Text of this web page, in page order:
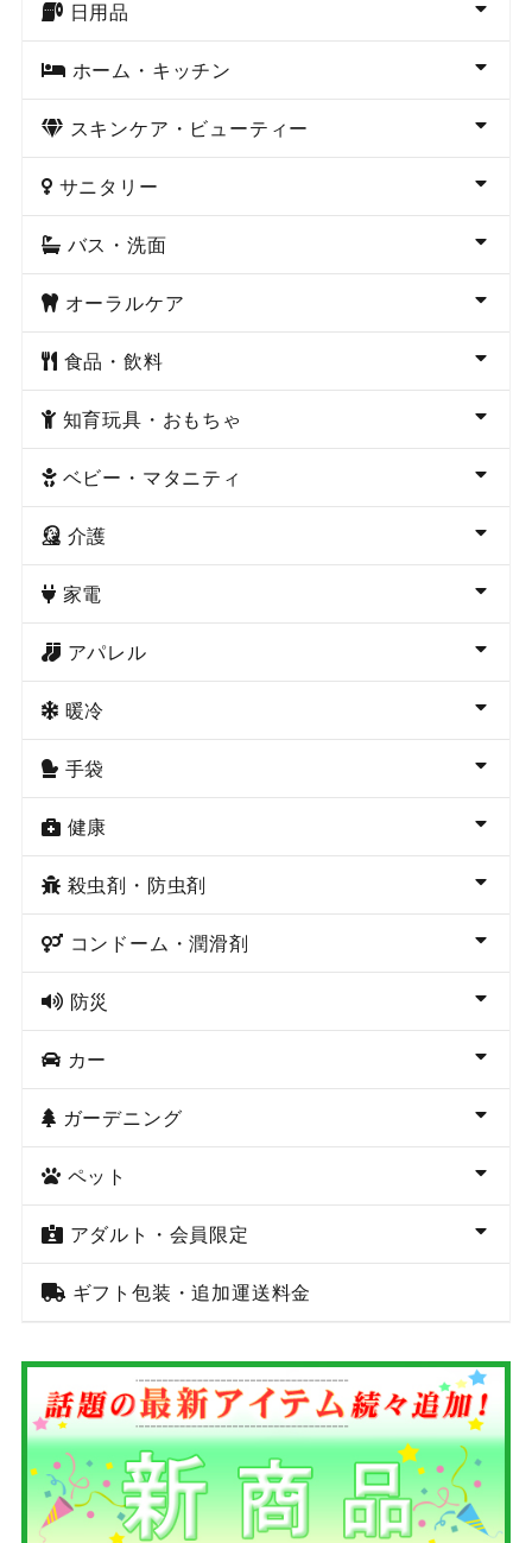
日用品
ホーム・キッチン
スキンケア・ビューティー
サニタリー
バス・洗面
オーラルケア
食品・飲料
知育玩具・おもちゃ
ベビー・マタニティ
介護
家電
アパレル
暖冷
手袋
健康
殺虫剤・防虫剤
コンドーム・潤滑剤
防災
カー
ガーデニング
ペット
アダルト・会員限定
ギフト包装・追加運送料金